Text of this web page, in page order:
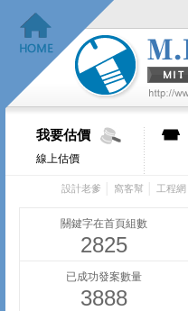
我要估價
線上估價
設計老爹 窩客幫 工程網
關鍵字在首頁組數
2825
已成功發案數量
3888